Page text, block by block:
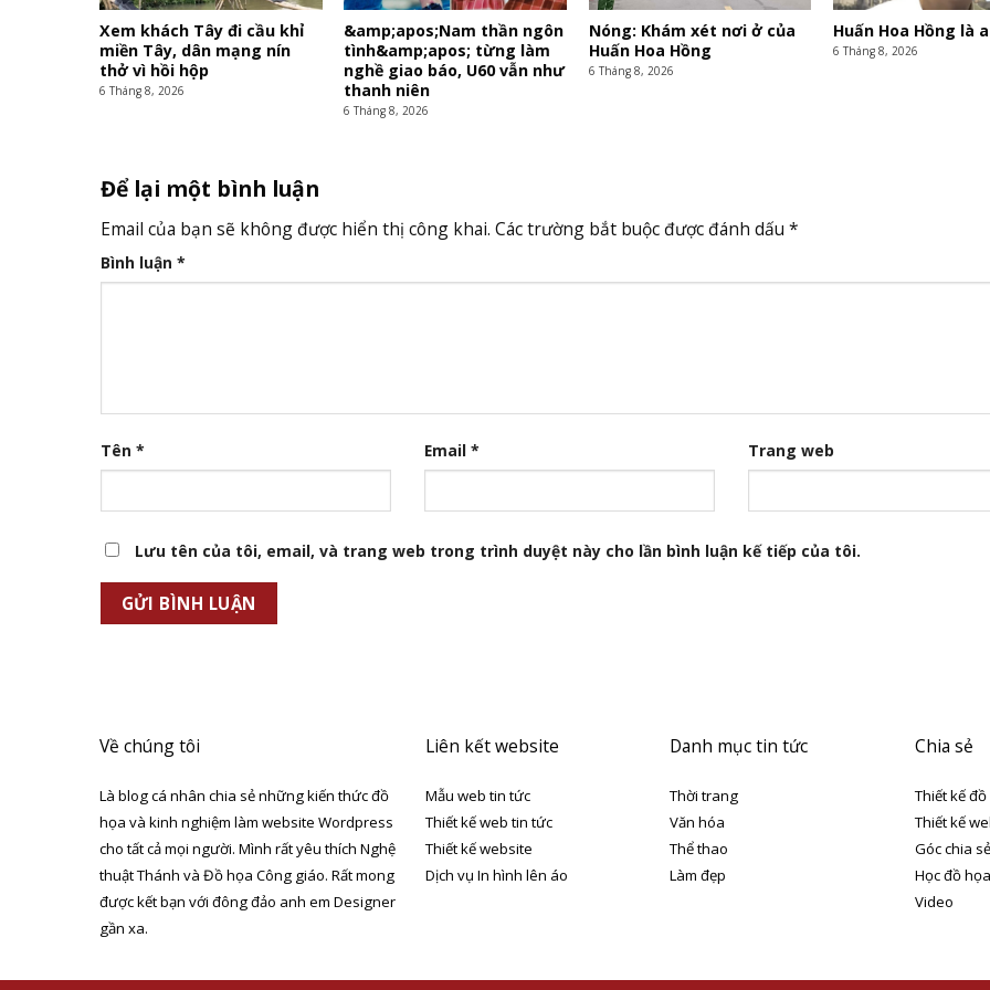
Xem khách Tây đi cầu khỉ
miền Tây, dân mạng nín
thở vì hồi hộp
6 Tháng 8, 2026
&amp;apos;Nam thần ngôn
tình&amp;apos; từng làm
nghề giao báo, U60 vẫn như
thanh niên
6 Tháng 8, 2026
Nóng: Khám xét nơi ở của
Huấn Hoa Hồng
6 Tháng 8, 2026
Huấn Hoa Hồng là
6 Tháng 8, 2026
Để lại một bình luận
Email của bạn sẽ không được hiển thị công khai. Các trường bắt buộc được đánh dấu *
Bình luận *
Tên * Email * Trang web
Lưu tên của tôi, email, và trang web trong trình duyệt này cho lần bình luận kế tiếp của tôi.
Về chúng tôi
Là blog cá nhân chia sẻ những kiến thức đồ
họa và kinh nghiệm làm website Wordpress
cho tất cả mọi người. Mình rất yêu thích Nghệ
thuật Thánh và Đồ họa Công giáo. Rất mong
được kết bạn với đông đảo anh em Designer
gần xa.
Liên kết website
Mẫu web tin tức
Thiết kế web tin tức
Thiết kế website
Dịch vụ In hình lên áo
Danh mục tin tức
Thời trang
Văn hóa
Thể thao
Làm đẹp
Chia sẻ
Thiết kế
Thiết kế
Góc chia sẻ
Học đồ họa
Video